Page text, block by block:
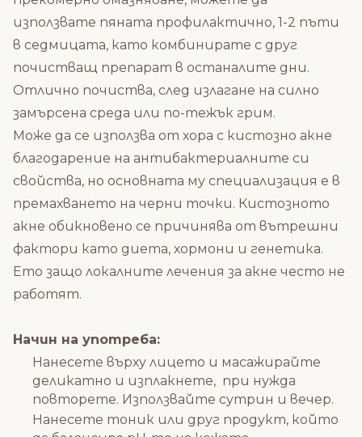
използвате пяната профилактично, 1-2 пъти
в седмицата, като комбинирате с друг
почистващ препарат в останалите дни.
Отлично почиства, след излагане на силно
замърсена среда или по-тежък грим.
Може да се използва от хора с кистозно акне
благодарение на антибактериалните си
свойства, но основната му специализация е в
премахването на черни точки. Кистозното
акне обикновено се причинява от вътрешни
фактори като диета, хормони и генетика.
Ето защо локалните лечения за акне често не
работят.
Начин на употреба:
Нанесете върху лицето и масажирайте
деликатно и изплакнете, при нужда
повторете. Използвайте сутрин и вечер.
Нанесете тоник или друг продукт, който